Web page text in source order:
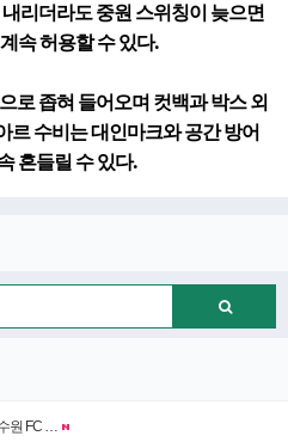
리더라도 중원 스위칭이 늦으면
속 허용할 수 있다.
로 좁혀 들어오며 컷백과 박스 외
르 수비는 대인마크와 공간 방어
흔들릴 수 있다.
원 FC …